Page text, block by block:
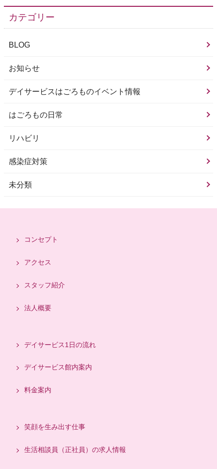
カテゴリー
BLOG
お知らせ
デイサービスはごろものイベント情報
はごろもの日常
リハビリ
感染症対策
未分類
コンセプト
アクセス
スタッフ紹介
法人概要
デイサービス1日の流れ
デイサービス館内案内
料金案内
笑顔を生み出す仕事
生活相談員（正社員）の求人情報